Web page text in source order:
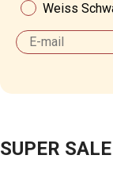
Weiss
Email
SUPER SALE